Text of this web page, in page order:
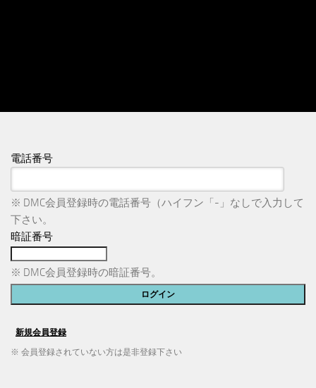
電話番号
※ DMC会員登録時の電話番号（ハイフン「-」なしで入力して
下さい。
暗証番号
※ DMC会員登録時の暗証番号。
※ 会員登録されていない方は是非登録下さい